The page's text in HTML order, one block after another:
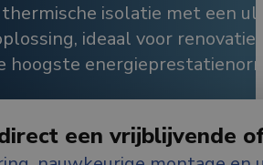
isolatie met een
ideaal voor
hoogste
een vrijblijvende